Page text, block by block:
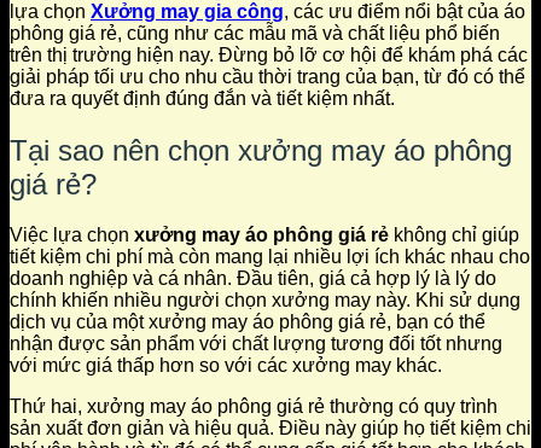
lựa chọn Xưởng may gia công, các ưu điểm nổi bật của áo
phông giá rẻ, cũng như các mẫu mã và chất liệu phổ biến
trên thị trường hiện nay. Đừng bỏ lỡ cơ hội để khám phá các
giải pháp tối ưu cho nhu cầu thời trang của bạn, từ đó có thể
đưa ra quyết định đúng đắn và tiết kiệm nhất.
Tại sao nên chọn xưởng may áo phông
giá rẻ?
Việc lựa chọn xưởng may áo phông giá rẻ không chỉ giúp
tiết kiệm chi phí mà còn mang lại nhiều lợi ích khác nhau cho
doanh nghiệp và cá nhân. Đầu tiên, giá cả hợp lý là lý do
chính khiến nhiều người chọn xưởng may này. Khi sử dụng
dịch vụ của một xưởng may áo phông giá rẻ, bạn có thể
nhận được sản phẩm với chất lượng tương đối tốt nhưng
với mức giá thấp hơn so với các xưởng may khác.
Thứ hai, xưởng may áo phông giá rẻ thường có quy trình
sản xuất đơn giản và hiệu quả. Điều này giúp họ tiết kiệm chi